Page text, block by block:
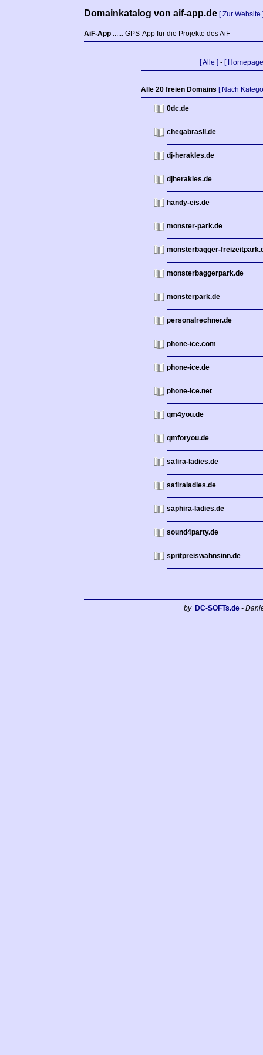
Domainkatalog von aif-app.de [ Zur Website
AiF-App ..::.. GPS-App für die Projekte des AiF
[ Alle ] - [
Alle 20 freien Domains [ Nach
0dc.de
chegabrasil.de
dj-herakles.de
djherakles.de
handy-eis.de
monster-park.de
monsterbagger-
monsterbaggerpark.de
monsterpark.de
personalrechner.de
phone-ice.com
phone-ice.de
phone-ice.net
qm4you.de
qmforyou.de
safira-ladies.de
safiraladies.de
saphira-ladies.de
sound4party.de
spritpreiswahnsinn.de
by DC-SOFTs.de -